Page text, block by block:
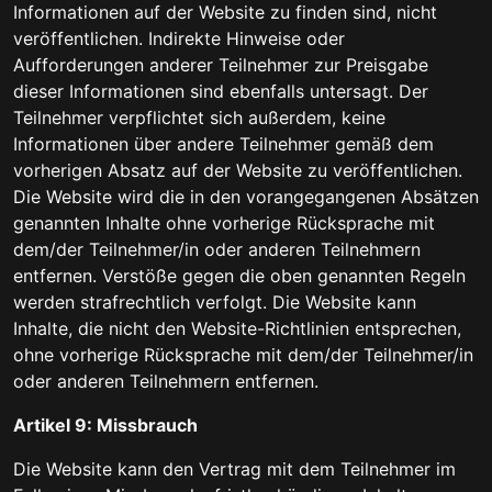
Informationen auf der Website zu finden sind, nicht
veröffentlichen. Indirekte Hinweise oder
Aufforderungen anderer Teilnehmer zur Preisgabe
dieser Informationen sind ebenfalls untersagt. Der
Teilnehmer verpflichtet sich außerdem, keine
Informationen über andere Teilnehmer gemäß dem
vorherigen Absatz auf der Website zu veröffentlichen.
Die Website wird die in den vorangegangenen Absätzen
genannten Inhalte ohne vorherige Rücksprache mit
dem/der Teilnehmer/in oder anderen Teilnehmern
entfernen. Verstöße gegen die oben genannten Regeln
werden strafrechtlich verfolgt. Die Website kann
Inhalte, die nicht den Website-Richtlinien entsprechen,
ohne vorherige Rücksprache mit dem/der Teilnehmer/in
oder anderen Teilnehmern entfernen.
Artikel 9: Missbrauch
Die Website kann den Vertrag mit dem Teilnehmer im